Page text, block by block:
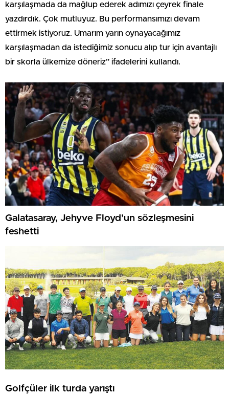
karşılaşmada da mağlup ederek adımızı çeyrek finale
yazdırdık. Çok mutluyuz. Bu performansımızı devam
ettirmek istiyoruz. Umarım yarın oynayacağımız
karşılaşmadan da istediğimiz sonucu alıp tur için avantajlı
bir skorla ülkemize döneriz” ifadelerini kullandı.
Galatasaray, Jehyve Floyd’un sözleşmesini
feshetti
Golfçüler ilk turda yarıştı